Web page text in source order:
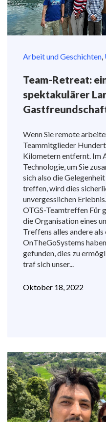
Arbeit und Geschichten
Team-Retreat:
spektakulärer
Wenn Sie remote
Teammitglieder
Kilometern entfernt. Im
Technologie, um Sie
sich also die
treffen, wird dies
unvergesslichen
OTGS-Teamtreffen Für
die Organisation eines
Treffens alles andere
OnTheGoSystems
gefunden, dies zu
traf sich unser...
Oktober 18, 2022